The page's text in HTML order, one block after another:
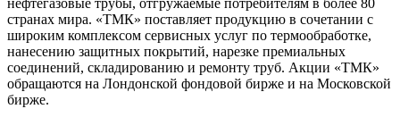
странах мира. «ТМК» поставляет продукцию в сочетании с
широким комплексом сервисных услуг по термообработке,
нанесению защитных покрытий, нарезке премиальных
соединений, складированию и ремонту труб. Акции «ТМК»
обращаются на Лондонской фондовой бирже и на Московской
бирже.